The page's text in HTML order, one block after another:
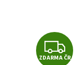
Z
ZDARMA ČR